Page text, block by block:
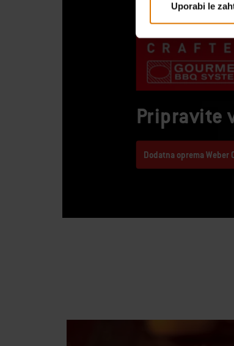
Uporabi le
Pripravite
Dodatna oprema Weber